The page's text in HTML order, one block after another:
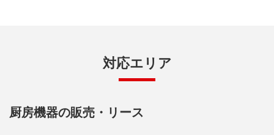
対応エリア
厨房機器の販売・リース